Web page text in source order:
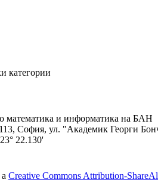
категории
математика и информатика на БАН
София, ул. "Академик Георги
22.130'
Creative Commons Attribution-